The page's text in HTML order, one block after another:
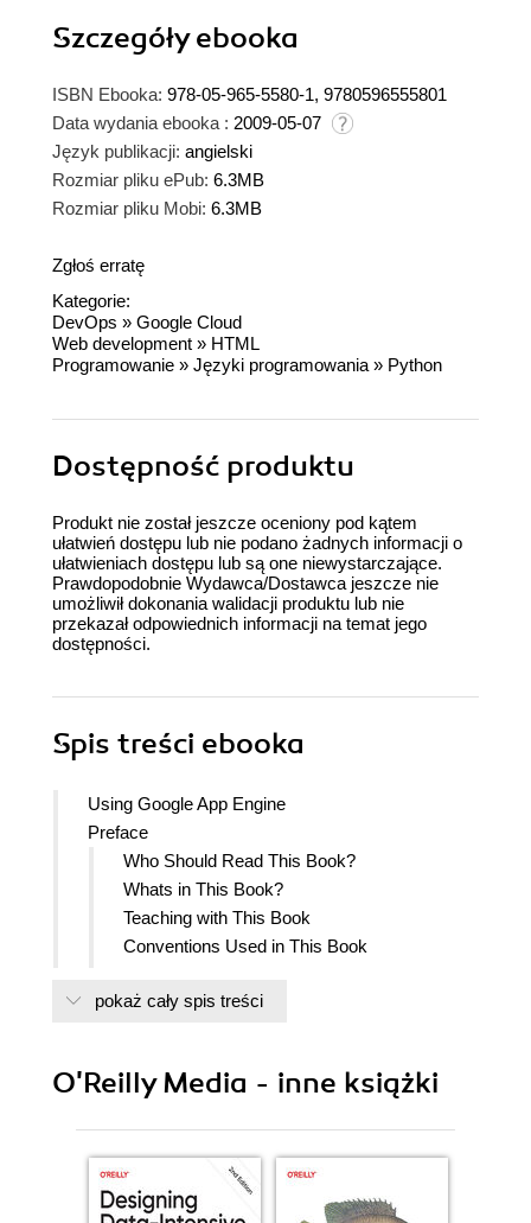
Szczegółyebooka
ISBN Ebooka: 978-05-965-5580-1, 9780596555801
Data wydania ebooka : 2009-05-07
Język publikacji: angielski
Rozmiar pliku ePub: 6.3MB
Rozmiar pliku Mobi: 6.3MB
Zgłoś erratę
Kategorie:
DevOps » Google Cloud
Web development » HTML
Programowanie » Języki programowania » Python
Dostępność produktu
Produkt nie został jeszcze oceniony pod kątem
ułatwień dostępu lub nie podano żadnych informacji o
ułatwieniach dostępu lub są one niewystarczające.
Prawdopodobnie Wydawca/Dostawca jeszcze nie
umożliwił dokonania walidacji produktu lub nie
przekazał odpowiednich informacji na temat jego
dostępności.
Spis treści ebooka
Using Google App Engine
Preface
Who Should Read This Book?
Whats in This Book?
Teaching with This Book
Conventions Used in This Book
Safari Books Online
1. Programming on the Web
What Is a Cloud?
Why Did Google Build App Engine and Give It
pokaż cały spis treści
O'Reilly Media - inne książki